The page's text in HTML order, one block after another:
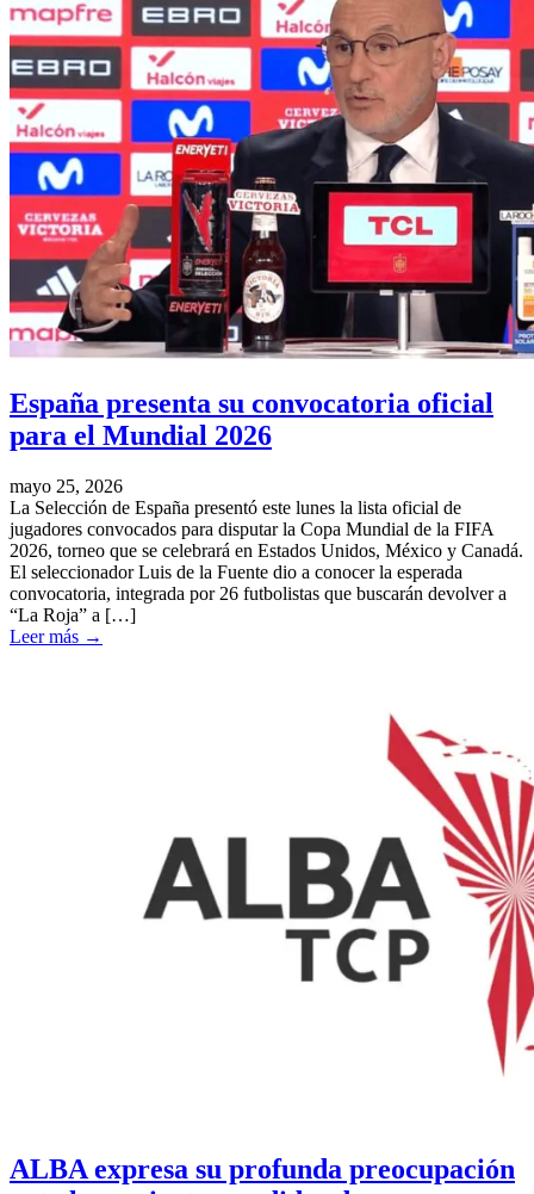
España presenta su convocatoria oficial
para el Mundial 2026
mayo 25, 2026
La Selección de España presentó este lunes la lista oficial de
jugadores convocados para disputar la Copa Mundial de la FIFA
2026, torneo que se celebrará en Estados Unidos, México y Canadá.
El seleccionador Luis de la Fuente dio a conocer la esperada
convocatoria, integrada por 26 futbolistas que buscarán devolver a
“La Roja” a […]
Leer más →
ALBA expresa su profunda preocupación